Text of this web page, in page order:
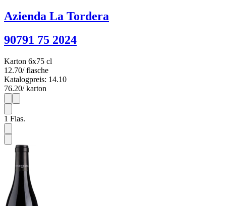
Azienda La Tordera
90791 75 2024
Karton 6x75 cl
12.70/ flasche
Katalogpreis: 14.10
76.20/ karton
1
1 Flas.